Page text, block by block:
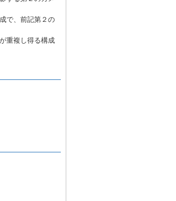
で、前記第２の
重複し得る構成